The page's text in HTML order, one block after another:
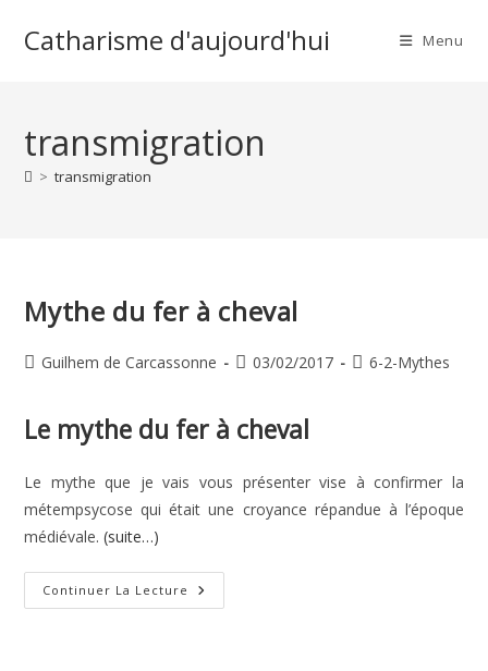
Catharisme d'aujourd'hui Menu
transmigration
> transmigration
Mythe du fer à cheval
Auteur/autrice
publication :
Guilhem de Carcassonne
Publication
03/02/2017
Post6-2-Mythes
Le mythe du fer à cheval
Le mythe que je vais vous présenter vise à confirmer la
métempsycose qui était une croyance répandue à l’époque
médiévale.(suite…)
Continuer La Lecture Mythe
Du